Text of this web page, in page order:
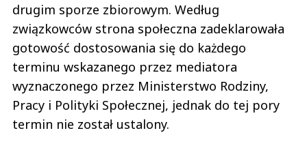
drugim sporze zbiorowym. Według
związkowców strona społeczna zadeklarowała
gotowość dostosowania się do każdego
terminu wskazanego przez mediatora
wyznaczonego przez Ministerstwo Rodziny,
Pracy i Polityki Społecznej, jednak do tej pory
termin nie został ustalony.